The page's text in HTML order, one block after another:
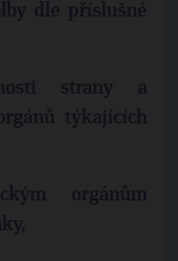
dle příslušné
strany a
týkajících
orgánům